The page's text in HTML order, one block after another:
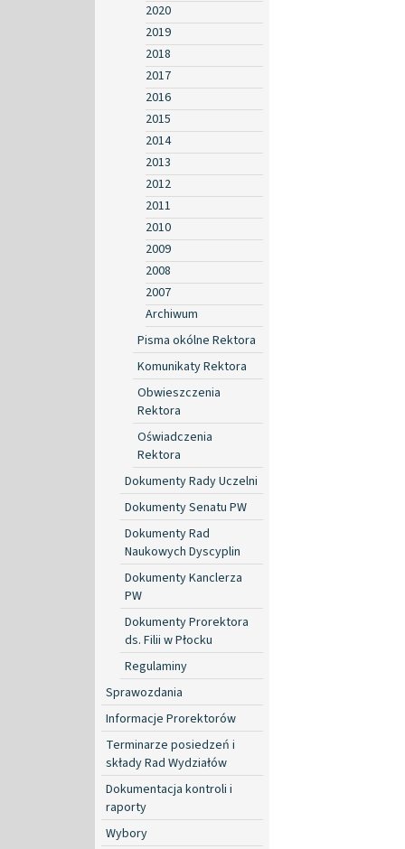
2020
2019
2018
2017
2016
2015
2014
2013
2012
2011
2010
2009
2008
2007
Archiwum
Pisma okólne Rektora
Komunikaty Rektora
Obwieszczenia
Rektora
Oświadczenia
Rektora
Dokumenty Rady Uczelni
Dokumenty Senatu PW
Dokumenty Rad
Naukowych Dyscyplin
Dokumenty Kanclerza
PW
Dokumenty Prorektora
ds. Filii w Płocku
Regulaminy
Sprawozdania
Informacje Prorektorów
Terminarze posiedzeń i
składy Rad Wydziałów
Dokumentacja kontroli i
raporty
Wybory